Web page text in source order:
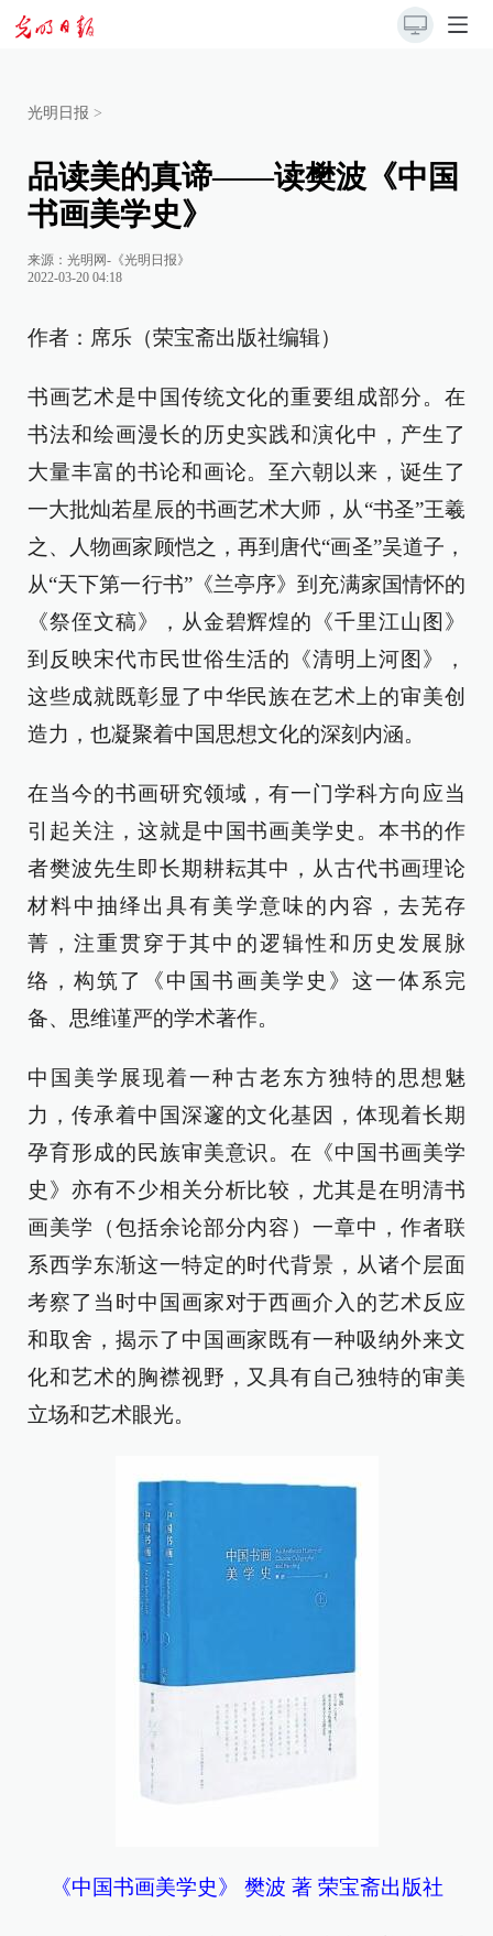
光明日报 >
品读美的真谛——读樊波《中国
书画美学史》
来源： 光明网-《光明日报》
2022-03-20 04:18
作者：席乐（荣宝斋出版社编辑）
书画艺术是中国传统文化的重要组成部分。在
书法和绘画漫长的历史实践和演化中，产生了
大量丰富的书论和画论。至六朝以来，诞生了
一大批灿若星辰的书画艺术大师，从“书圣”王羲
之、人物画家顾恺之，再到唐代“画圣”吴道子，
从“天下第一行书”《兰亭序》到充满家国情怀的
《祭侄文稿》，从金碧辉煌的《千里江山图》
到反映宋代市民世俗生活的《清明上河图》，
这些成就既彰显了中华民族在艺术上的审美创
造力，也凝聚着中国思想文化的深刻内涵。
在当今的书画研究领域，有一门学科方向应当
引起关注，这就是中国书画美学史。本书的作
者樊波先生即长期耕耘其中，从古代书画理论
材料中抽绎出具有美学意味的内容，去芜存
菁，注重贯穿于其中的逻辑性和历史发展脉
络，构筑了《中国书画美学史》这一体系完
备、思维谨严的学术著作。
中国美学展现着一种古老东方独特的思想魅
力，传承着中国深邃的文化基因，体现着长期
孕育形成的民族审美意识。在《中国书画美学
史》亦有不少相关分析比较，尤其是在明清书
画美学（包括余论部分内容）一章中，作者联
系西学东渐这一特定的时代背景，从诸个层面
考察了当时中国画家对于西画介入的艺术反应
和取舍，揭示了中国画家既有一种吸纳外来文
化和艺术的胸襟视野，又具有自己独特的审美
立场和艺术眼光。
《中国书画美学史》 樊波 著 荣宝斋出版社